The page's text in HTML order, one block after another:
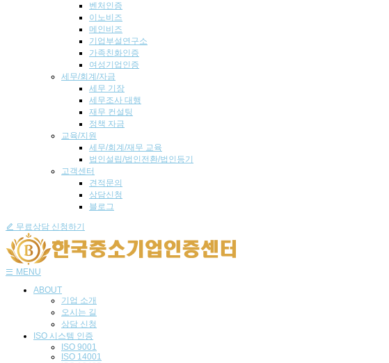
벤처인증
이노비즈
메인비즈
기업부설연구소
가족친화인증
여성기업인증
세무/회계/자금
세무 기장
세무조사 대행
재무 컨설팅
정책 자금
교육/지원
세무/회계/재무 교육
법인설립/법인전환/법인등기
고객센터
견적문의
상담신청
블로그
무료상담 신청하기
MENU
ABOUT
기업 소개
오시는 길
상담 신청
ISO 시스템 인 증
ISO 9001
ISO 14001